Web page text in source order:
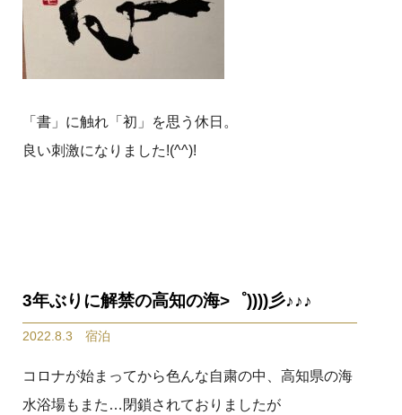
「書」に触れ「初」を思う休日。
良い刺激になりました!(^^)!
3年ぶりに解禁の高知の海>゜))))彡♪♪♪
2022.8.3 宿泊
コロナが始まってから色んな自粛の中、高知県の海
水浴場もまた…閉鎖されておりましたが